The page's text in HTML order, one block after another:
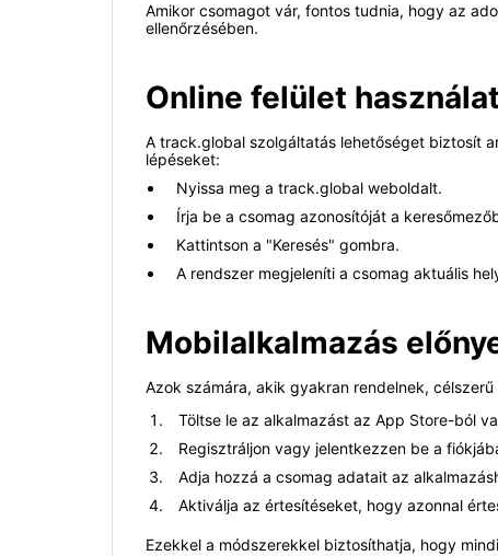
Amikor csomagot vár, fontos tudnia, hogy az
ellenőrzésében.
Online felület
A track.global szolgáltatás lehetőséget biztosít
lépéseket:
Nyissa meg a track.global weboldalt.
Írja be a csomag azonosítóját a
Kattintson a "Keresés" gombra.
A rendszer megjeleníti a csomag aktuális
Mobilalkalmazás
Azok számára, akik gyakran rendelnek,
Töltse le az alkalmazást az App Store-ból
Regisztráljon vagy jelentkezzen be a
Adja hozzá a csomag adatait az
Aktiválja az értesítéseket, hogy azonnal
Ezekkel a módszerekkel biztosíthatja, hogy